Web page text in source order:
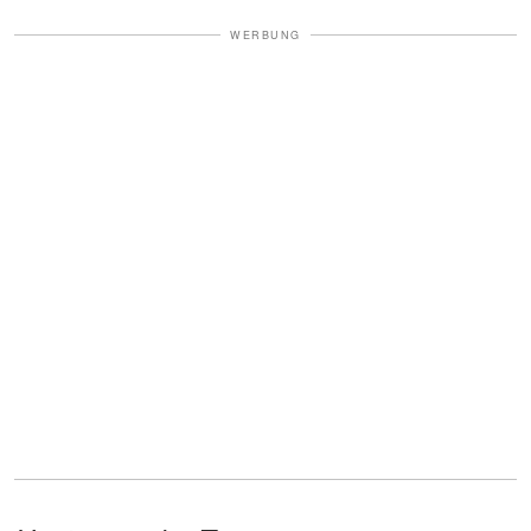
WERBUNG